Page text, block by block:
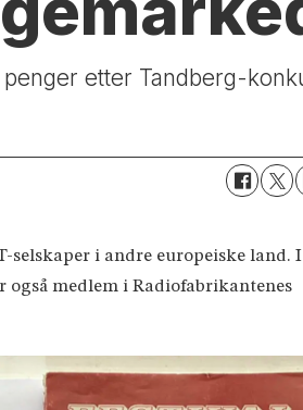
etter Tandberg-
i andre europeiske land.
medlem i Radiofabrikantenes